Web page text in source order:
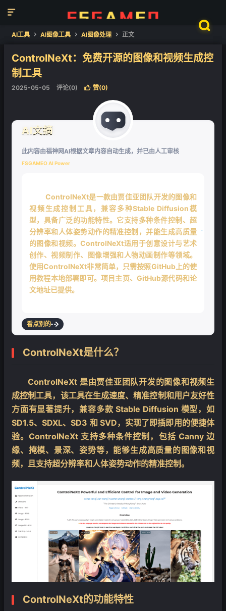


AI工具  AI图像工具  AI图像处理  正文
ControlNeXt：免费开源的图像和视频生成控
制工具
2025-05-05 评论(0)  赞(0)
AI文摘
此内容由福神网AI根据文章内容自动生成，并已由人工审核
FSGAMEO AI Power
ControlNeXt是一款由贾佳亚团队开发的图像和
视频生成控制工具，兼容多种Stable Diffusion模
型，具备广泛的功能特性。它支持多种条件控制、超
分辨率和人体姿势动作的精准控制，并能生成高质量
的图像和视频。ControlNeXt适用于创意设计与艺术
创作、视频制作、图像增强和人物动画制作等领域。
使用ControlNeXt非常简单，只需按照GitHub上的使
用教程本地部署即可。项目主页、GitHub源代码和论
文地址已提供。
看点别的
ControlNeXt是什么？
ControlNeXt 是由贾佳亚团队开发的图像和视频生
成控制工具，该工具在生成速度、精准控制和用户友好性
方面有显著提升，兼容多款 Stable Diffusion 模型，如
SD1.5、SDXL、SD3 和 SVD，实现了即插即用的便捷体
验。ControlNeXt 支持多种条件控制，包括 Canny 边
缘、掩模、景深、姿势等，能够生成高质量的图像和视
频，且支持超分辨率和人体姿势动作的精准控制。
ControlNeXt的功能特性